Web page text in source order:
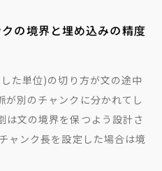
の境界と埋め込みの精度
た単位)の切り方が文の途中
が別のチャンクに分かれてし
は文の境界を保つよう設計さ
ャンク長を設定した場合は境